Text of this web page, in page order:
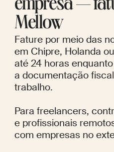
empresa —
Mellow
Fature por meio das
em Chipre, Holanda
até 24 horas
a documentação
trabalho.
Para freelancers,
e profissionais
com empresas no